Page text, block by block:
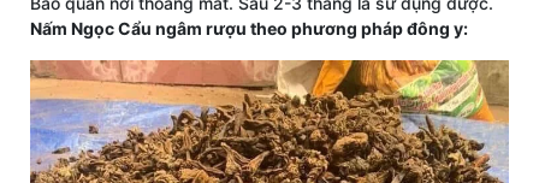
Nấm Ngọc Cẩu ngâm rượu theo phương pháp đông y: